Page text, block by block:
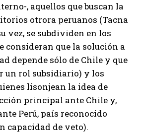
, aquellos que buscan la
otrora peruanos (Tacna
vez, se subdividen en los
consideran que la solución a
depende sólo de Chile y que
un rol subsidiario) y los
lisonjean la idea de
principal ante Chile y,
Perú, país reconocido
capacidad de veto).